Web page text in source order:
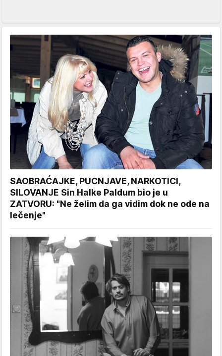
SAOBRAĆAJKE, PUCNJAVE, NARKOTICI,
SILOVANJE Sin Halke Paldum bio je u
ZATVORU: "Ne želim da ga vidim dok ne ode na
lečenje"